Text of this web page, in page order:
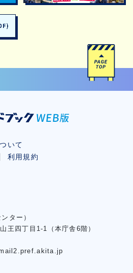
いて
利用規約
ンター）
王四丁⽬1-1（本庁舎6階）